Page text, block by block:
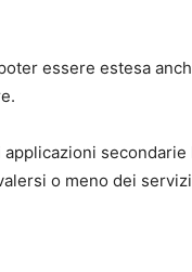
essere estesa
secondarie
o meno dei